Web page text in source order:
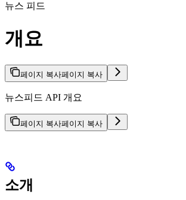
뉴스 피드
개요
페이지 복사페이지 복사
뉴스피드 API 개요
페이지 복사페이지 복사
소개